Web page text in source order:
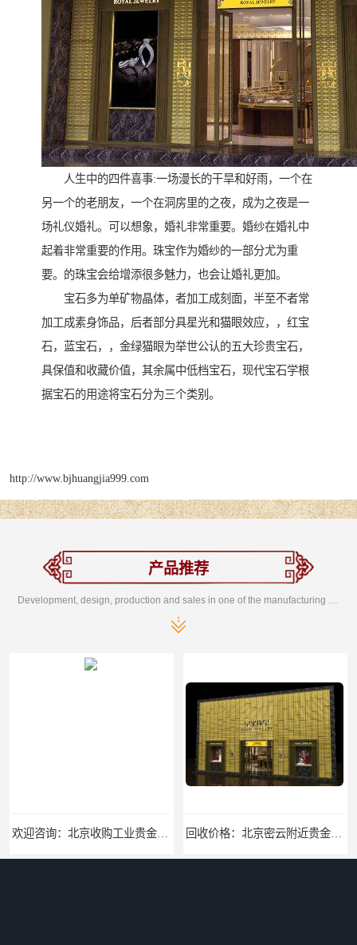
人生中的四件喜事:一场漫长的干旱和好雨，一个在
另一个的老朋友，一个在洞房里的之夜，成为之夜是一
场礼仪婚礼。可以想象，婚礼非常重要。婚纱在婚礼中
起着非常重要的作用。珠宝作为婚纱的一部分尤为重
要。的珠宝会给增添很多魅力，也会让婚礼更加。
宝石多为单矿物晶体，者加工成刻面，半至不者常
加工成素身饰品，后者部分具星光和猫眼效应，，红宝
石，蓝宝石，，金绿猫眼为举世公认的五大珍贵宝石，
具保值和收藏价值，其余属中低档宝石，现代宝石学根
据宝石的用途将宝石分为三个类别。
http://www.bjhuangjia999.com
产品推荐